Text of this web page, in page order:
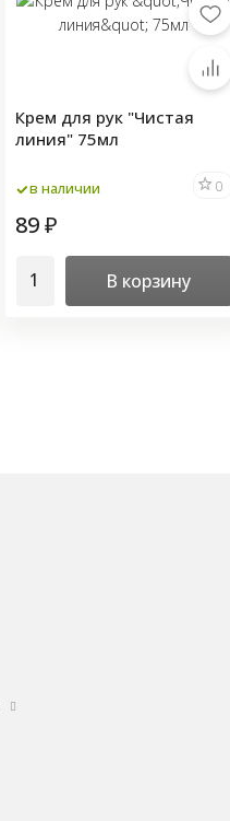
Крем для рук "Чистая
линия" 75мл
в наличии 0
89₽
В корзину